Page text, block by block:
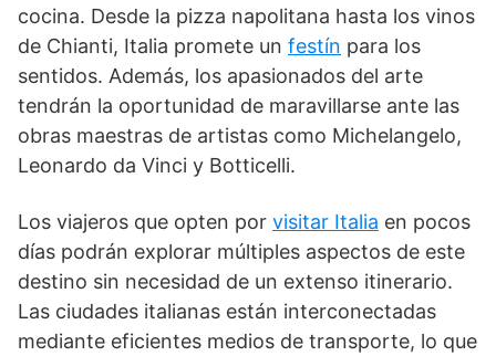
cocina. Desde la pizza napolitana hasta los vinos
de Chianti, Italia promete un festín para los
sentidos. Además, los apasionados del arte
tendrán la oportunidad de maravillarse ante las
obras maestras de artistas como Michelangelo,
Leonardo da Vinci y Botticelli.
Los viajeros que opten por visitar Italia en pocos
días podrán explorar múltiples aspectos de este
destino sin necesidad de un extenso itinerario.
Las ciudades italianas están interconectadas
mediante eficientes medios de transporte, lo que